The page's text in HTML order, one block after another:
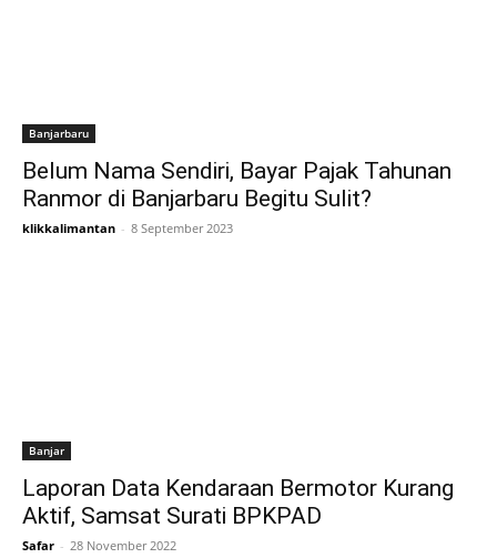
Banjarbaru
Belum Nama Sendiri, Bayar Pajak Tahunan
Ranmor di Banjarbaru Begitu Sulit?
klikkalimantan - 8 September 2023
Banjar
Laporan Data Kendaraan Bermotor Kurang
Aktif, Samsat Surati BPKPAD
Safar - 28 November 2022